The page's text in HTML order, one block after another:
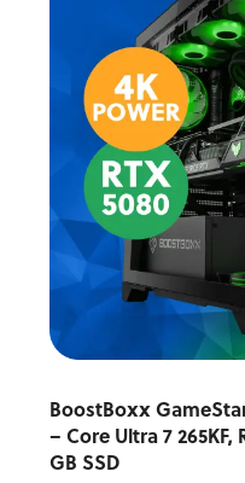
BoostBoxx
– Core Ultra 7 265KF,
GB SSD